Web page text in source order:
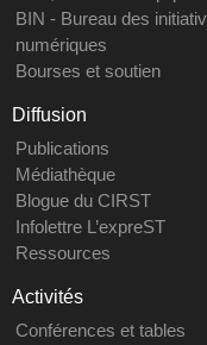
BIN - Bureau des
numériques
Bourses et soutien
Diffusion
Publications
Médiathèque
Blogue du CIRST
Infolettre L’expreST
Ressources
Activités
Conférences et tables